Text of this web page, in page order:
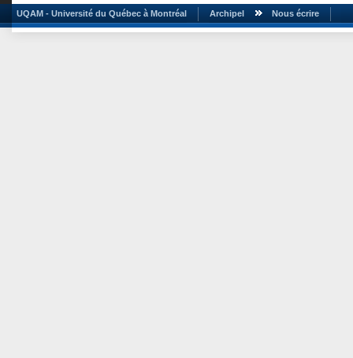
UQAM - Université du Québec à Montréal Archipel Nous écrire